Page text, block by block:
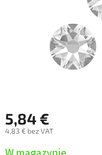
5,84 €
4,83 € bez VAT